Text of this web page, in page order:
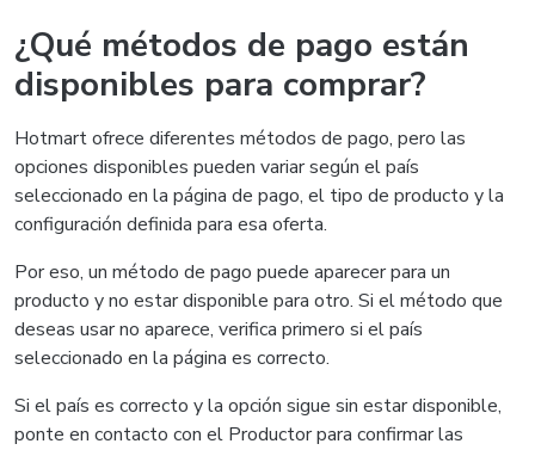
¿Qué métodos de pago están
disponibles para comprar?
Hotmart ofrece diferentes métodos de pago, pero las
opciones disponibles pueden variar según el país
seleccionado en la página de pago, el tipo de producto y la
configuración definida para esa oferta.
Por eso, un método de pago puede aparecer para un
producto y no estar disponible para otro. Si el método que
deseas usar no aparece, verifica primero si el país
seleccionado en la página es correcto.
Si el país es correcto y la opción sigue sin estar disponible,
ponte en contacto con el Productor para confirmar las